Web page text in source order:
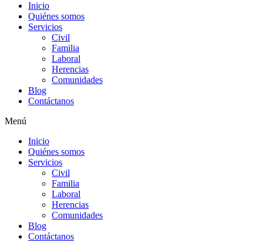
Inicio
Quiénes somos
Servicios
Civil
Familia
Laboral
Herencias
Comunidades
Blog
Contáctanos
Menú
Inicio
Quiénes somos
Servicios
Civil
Familia
Laboral
Herencias
Comunidades
Blog
Contáctanos